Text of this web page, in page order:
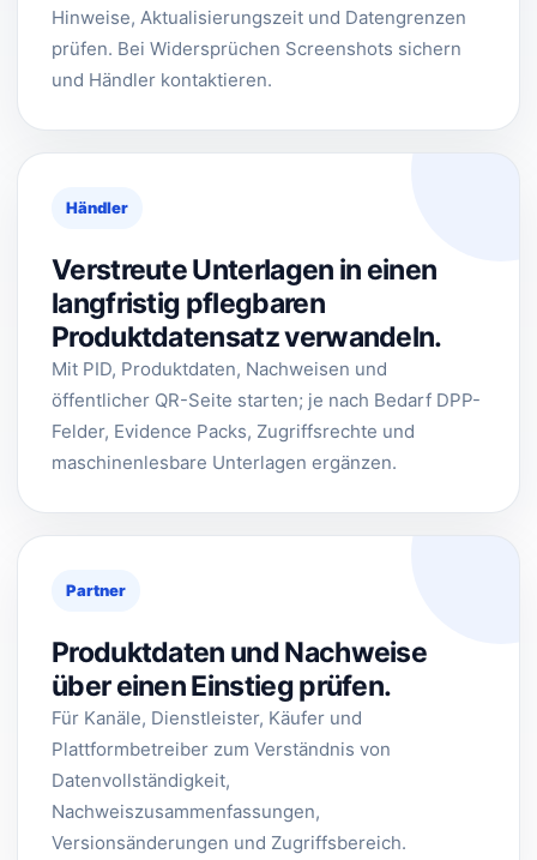
Hinweise, Aktualisierungszeit und Datengrenzen
prüfen. Bei Widersprüchen Screenshots sichern
und Händler kontaktieren.
Händler
Verstreute Unterlagen in einen
langfristig pflegbaren
Produktdatensatz verwandeln.
Mit PID, Produktdaten, Nachweisen und
öffentlicher QR-Seite starten; je nach Bedarf DPP-
Felder, Evidence Packs, Zugriffsrechte und
maschinenlesbare Unterlagen ergänzen.
Partner
Produktdaten und Nachweise
über einen Einstieg prüfen.
Für Kanäle, Dienstleister, Käufer und
Plattformbetreiber zum Verständnis von
Datenvollständigkeit,
Nachweiszusammenfassungen,
Versionsänderungen und Zugriffsbereich.